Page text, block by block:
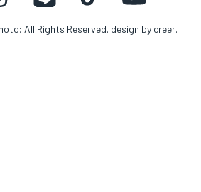
All Rights Reserved. design by creer.